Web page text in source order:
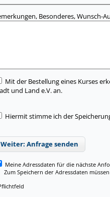
Besonderes, Wunsch-
Mit der Bestellung eines Kurses
und Land e.V. an.
Hiermit stimme ich der
Weiter: Anfrage senden
Meine Adressdaten für die nächste
Speichern der Adressdaten müssen